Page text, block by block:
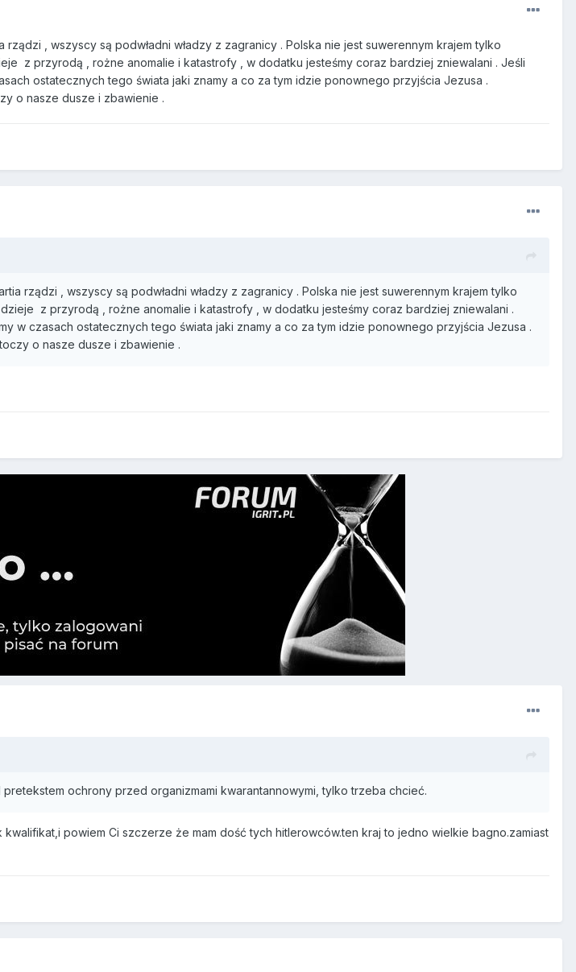
, wszyscy są podwładni władzy z zagranicy . Polska nie jest suwerennym krajem tylko
z przyrodą , rożne anomalie i katastrofy , w dodatku jesteśmy coraz bardziej zniewalani . Jeśli
ostatecznych tego świata jaki znamy a co za tym idzie ponownego przyjścia Jezusa .
o nasze dusze i zbawienie .
rządzi , wszyscy są podwładni władzy z zagranicy . Polska nie jest suwerennym krajem tylko
z przyrodą , rożne anomalie i katastrofy , w dodatku jesteśmy coraz bardziej zniewalani .
w czasach ostatecznych tego świata jaki znamy a co za tym idzie ponownego przyjścia Jezusa .
o nasze dusze i zbawienie .
ochrony przed organizmami kwarantannowymi, tylko trzeba chcieć.
powiem Ci szczerze że mam dość tych hitlerowców.ten kraj to jedno wielkie bagno.zamiast